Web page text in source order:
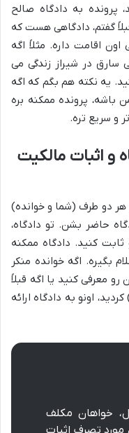
پرونده به دادگاه صالح
گفتم، دادگاهی هست که
اقامت داره. مثلاً اگه
سارق در شیراز زندگی می
یه نکته هم بگم که اگه
باشه، پرونده ممکنه بره
و سریع تره.
و اثبات مالکیت
هر دو طرف (شما و خوانده)
حاضر بشن. تو دادگاه،
کنید. دادگاه ممکنه
بگیره. اگه خوانده منکر
معرفی کنید یا اگه قبلاً
اونو به دادگاه ارائه
خواهان مکلف